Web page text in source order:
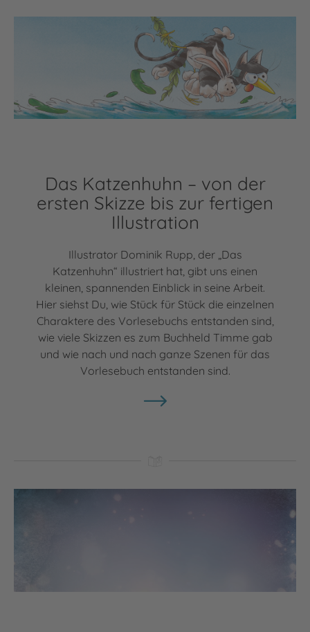
Das Katzenhuhn – von der
ersten Skizze bis zur fertigen
Illustration
Illustrator Dominik Rupp, der „Das
Katzenhuhn“ illustriert hat, gibt uns einen
kleinen, spannenden Einblick in seine Arbeit.
Hier siehst Du, wie Stück für Stück die einzelnen
Charaktere des Vorlesebuchs entstanden sind,
wie viele Skizzen es zum Buchheld Timme gab
und wie nach und nach ganze Szenen für das
Vorlesebuch entstanden sind.